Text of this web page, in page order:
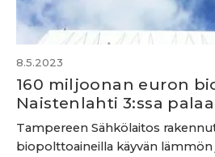
8.5.2023
160 miljoonan euron
Naistenlahti 3:ssa
Tampereen Sähkölaitos
biopolttoaineilla käyvän lämmön